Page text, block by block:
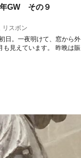
GW その９
リスボン
日。一夜明けて、窓から外
も見えています。 昨晩は賑